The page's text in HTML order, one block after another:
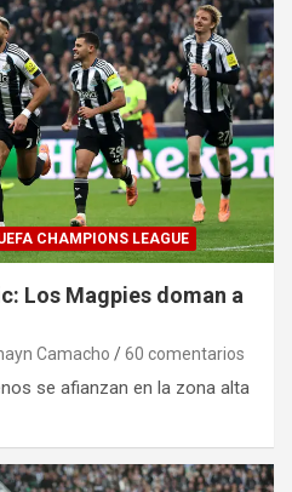
CHAMPIONS LEAGUE
Los Magpies doman a
Camacho 60 comentarios
se afianzan en la zona alta